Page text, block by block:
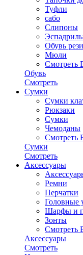
Туфли
сабо
Слипоны
Обувь
Мюли
Смотреть
Обувь
Смотреть
Сумки
Сумки
Рюкзаки
Сумки
Чемоданы
Смотреть
Сумки
Смотреть
Аксессуары
Ремни
Перчатки
Головные
Шарфы и
Зонты
Смотреть
Аксессуары
Смотреть